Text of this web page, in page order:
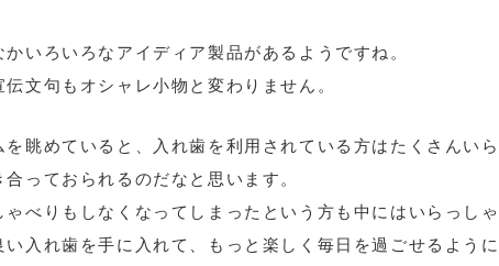
いろいろなアイディア製品があるようですね。
文句もオシャレ小物と変わりません。
眺めていると、入れ歯を利用されている方はたくさんいら
っておられるのだなと思います。
べりもしなくなってしまったという方も中にはいらっしゃ
入れ歯を手に入れて、もっと楽しく毎日を過ごせるように